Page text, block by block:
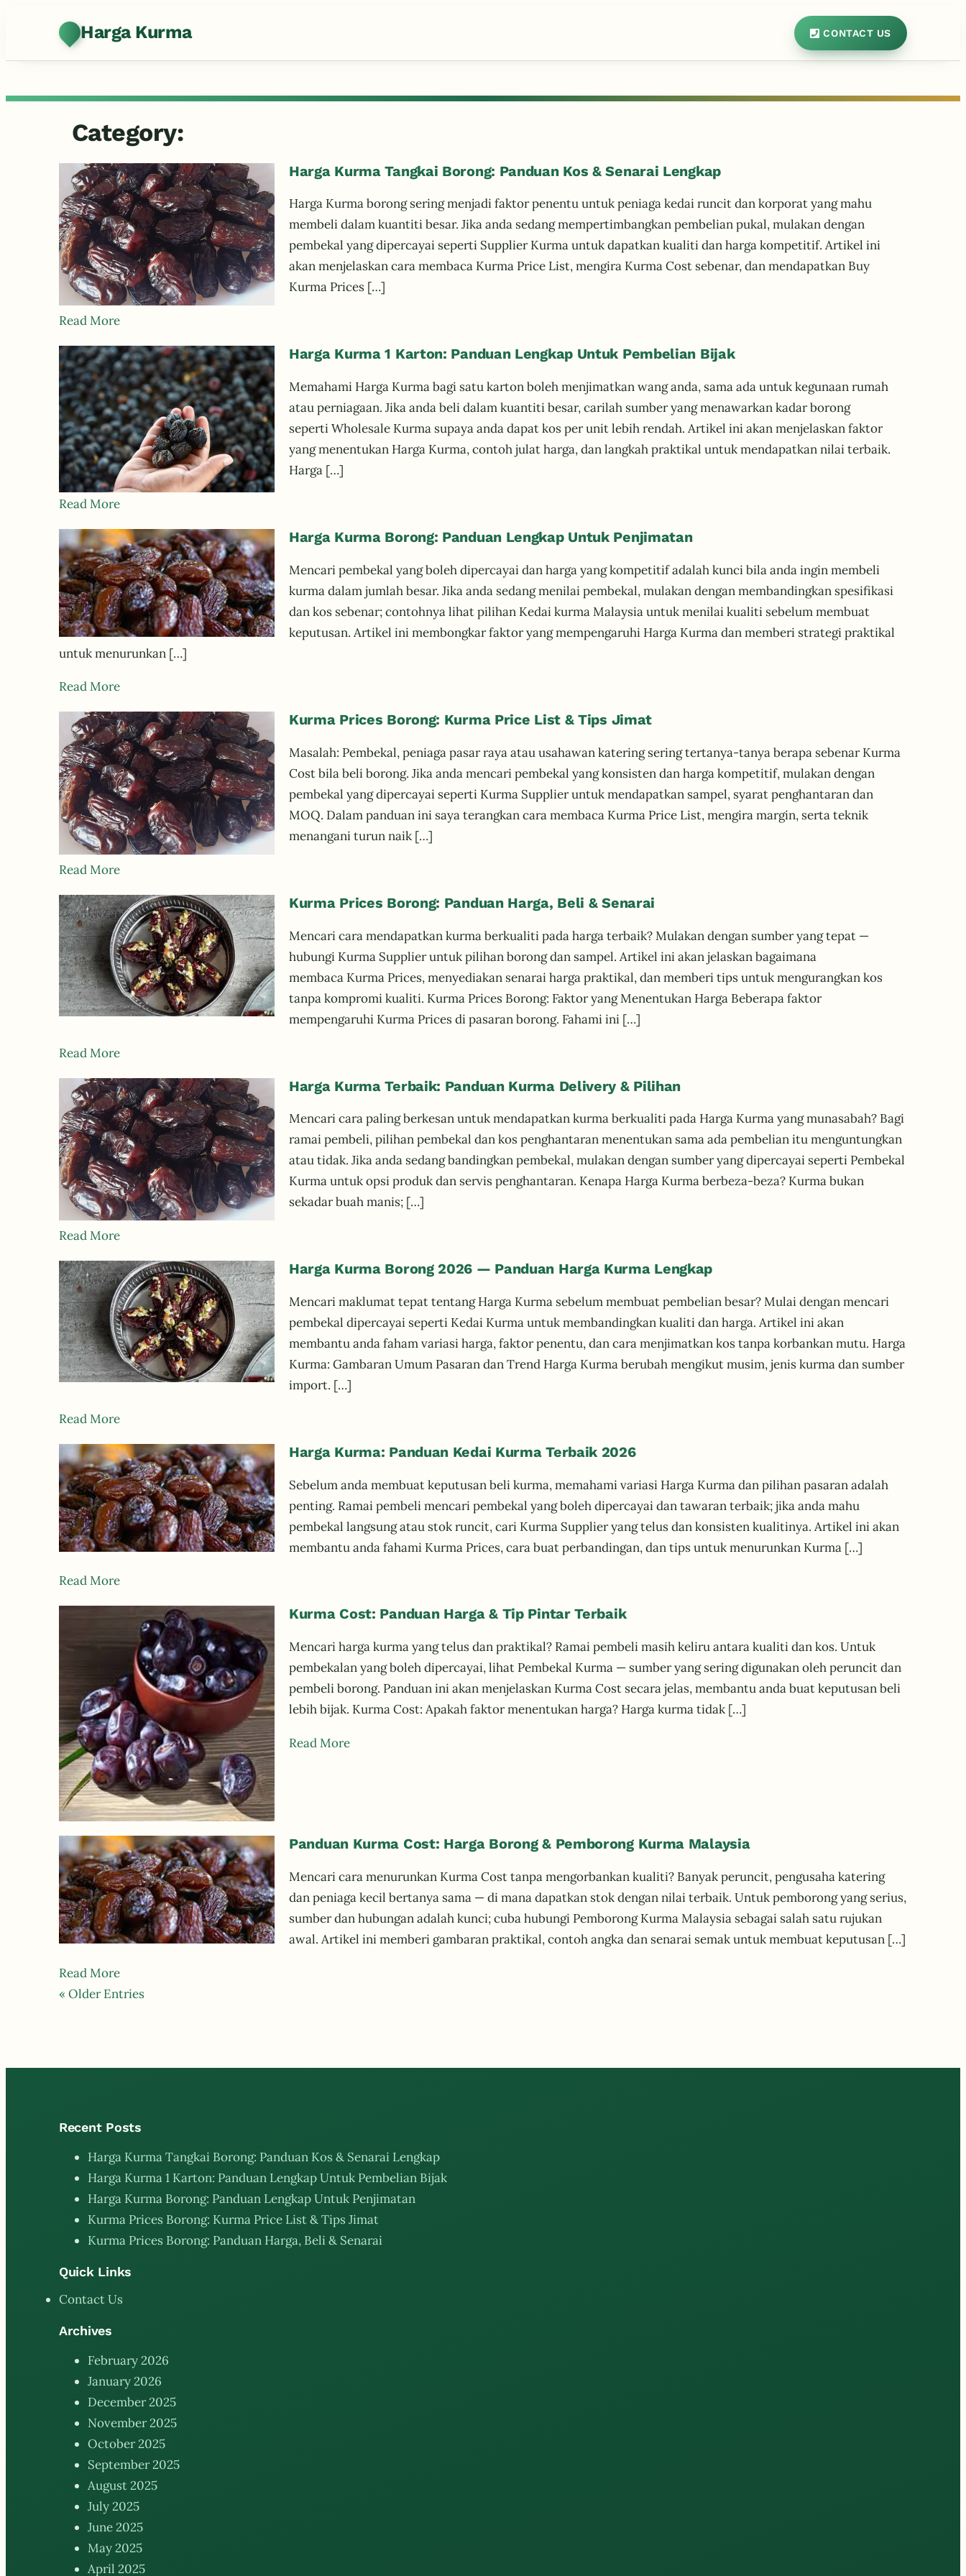
Harga Kurma CONTACT US
Category:
Harga Kurma Tangkai Borong: Panduan Kos & Senarai Lengkap
Harga Kurma borong sering menjadi faktor penentu untuk peniaga kedai runcit dan korporat yang mahu
membeli dalam kuantiti besar. Jika anda sedang mempertimbangkan pembelian pukal, mulakan dengan
pembekal yang dipercayai seperti Supplier Kurma untuk dapatkan kualiti dan harga kompetitif. Artikel ini
akan menjelaskan cara membaca Kurma Price List, mengira Kurma Cost sebenar, dan mendapatkan Buy
Kurma Prices […]
Read More
Harga Kurma 1 Karton: Panduan Lengkap Untuk Pembelian Bijak
Memahami Harga Kurma bagi satu karton boleh menjimatkan wang anda, sama ada untuk kegunaan rumah
atau perniagaan. Jika anda beli dalam kuantiti besar, carilah sumber yang menawarkan kadar borong
seperti Wholesale Kurma supaya anda dapat kos per unit lebih rendah. Artikel ini akan menjelaskan faktor
yang menentukan Harga Kurma, contoh julat harga, dan langkah praktikal untuk mendapatkan nilai terbaik.
Harga […]
Read More
Harga Kurma Borong: Panduan Lengkap Untuk Penjimatan
Mencari pembekal yang boleh dipercayai dan harga yang kompetitif adalah kunci bila anda ingin membeli
kurma dalam jumlah besar. Jika anda sedang menilai pembekal, mulakan dengan membandingkan spesifikasi
dan kos sebenar; contohnya lihat pilihan Kedai kurma Malaysia untuk menilai kualiti sebelum membuat
keputusan. Artikel ini membongkar faktor yang mempengaruhi Harga Kurma dan memberi strategi praktikal
untuk menurunkan […]
Read More
Kurma Prices Borong: Kurma Price List & Tips Jimat
Masalah: Pembekal, peniaga pasar raya atau usahawan katering sering tertanya-tanya berapa sebenar Kurma
Cost bila beli borong. Jika anda mencari pembekal yang konsisten dan harga kompetitif, mulakan dengan
pembekal yang dipercayai seperti Kurma Supplier untuk mendapatkan sampel, syarat penghantaran dan
MOQ. Dalam panduan ini saya terangkan cara membaca Kurma Price List, mengira margin, serta teknik
menangani turun naik […]
Read More
Kurma Prices Borong: Panduan Harga, Beli & Senarai
Mencari cara mendapatkan kurma berkualiti pada harga terbaik? Mulakan dengan sumber yang tepat —
hubungi Kurma Supplier untuk pilihan borong dan sampel. Artikel ini akan jelaskan bagaimana
membaca Kurma Prices, menyediakan senarai harga praktikal, dan memberi tips untuk mengurangkan kos
tanpa kompromi kualiti. Kurma Prices Borong: Faktor yang Menentukan Harga Beberapa faktor
mempengaruhi Kurma Prices di pasaran borong. Fahami ini […]
Read More
Harga Kurma Terbaik: Panduan Kurma Delivery & Pilihan
Mencari cara paling berkesan untuk mendapatkan kurma berkualiti pada Harga Kurma yang munasabah? Bagi
ramai pembeli, pilihan pembekal dan kos penghantaran menentukan sama ada pembelian itu menguntungkan
atau tidak. Jika anda sedang bandingkan pembekal, mulakan dengan sumber yang dipercayai seperti Pembekal
Kurma untuk opsi produk dan servis penghantaran. Kenapa Harga Kurma berbeza-beza? Kurma bukan
sekadar buah manis; […]
Read More
Harga Kurma Borong 2026 — Panduan Harga Kurma Lengkap
Mencari maklumat tepat tentang Harga Kurma sebelum membuat pembelian besar? Mulai dengan mencari
pembekal dipercayai seperti Kedai Kurma untuk membandingkan kualiti dan harga. Artikel ini akan
membantu anda faham variasi harga, faktor penentu, dan cara menjimatkan kos tanpa korbankan mutu. Harga
Kurma: Gambaran Umum Pasaran dan Trend Harga Kurma berubah mengikut musim, jenis kurma dan sumber
import. […]
Read More
Harga Kurma: Panduan Kedai Kurma Terbaik 2026
Sebelum anda membuat keputusan beli kurma, memahami variasi Harga Kurma dan pilihan pasaran adalah
penting. Ramai pembeli mencari pembekal yang boleh dipercayai dan tawaran terbaik; jika anda mahu
pembekal langsung atau stok runcit, cari Kurma Supplier yang telus dan konsisten kualitinya. Artikel ini akan
membantu anda fahami Kurma Prices, cara buat perbandingan, dan tips untuk menurunkan Kurma […]
Read More
Kurma Cost: Panduan Harga & Tip Pintar Terbaik
Mencari harga kurma yang telus dan praktikal? Ramai pembeli masih keliru antara kualiti dan kos. Untuk
pembekalan yang boleh dipercayai, lihat Pembekal Kurma — sumber yang sering digunakan oleh peruncit dan
pembeli borong. Panduan ini akan menjelaskan Kurma Cost secara jelas, membantu anda buat keputusan beli
lebih bijak. Kurma Cost: Apakah faktor menentukan harga? Harga kurma tidak […]
Read More
Panduan Kurma Cost: Harga Borong & Pemborong Kurma Malaysia
Mencari cara menurunkan Kurma Cost tanpa mengorbankan kualiti? Banyak peruncit, pengusaha katering
dan peniaga kecil bertanya sama — di mana dapatkan stok dengan nilai terbaik. Untuk pemborong yang serius,
sumber dan hubungan adalah kunci; cuba hubungi Pemborong Kurma Malaysia sebagai salah satu rujukan
awal. Artikel ini memberi gambaran praktikal, contoh angka dan senarai semak untuk membuat keputusan […]
Read More
« Older Entries
Recent Posts
Harga Kurma Tangkai Borong: Panduan Kos & Senarai Lengkap
Harga Kurma 1 Karton: Panduan Lengkap Untuk Pembelian Bijak
Harga Kurma Borong: Panduan Lengkap Untuk Penjimatan
Kurma Prices Borong: Kurma Price List & Tips Jimat
Kurma Prices Borong: Panduan Harga, Beli & Senarai
Quick Links
Contact Us
Archives
February 2026
January 2026
December 2025
November 2025
October 2025
September 2025
August 2025
July 2025
June 2025
May 2025
April 2025